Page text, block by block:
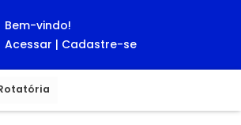
Bem-vindo!
Acessar | Cadastre-se